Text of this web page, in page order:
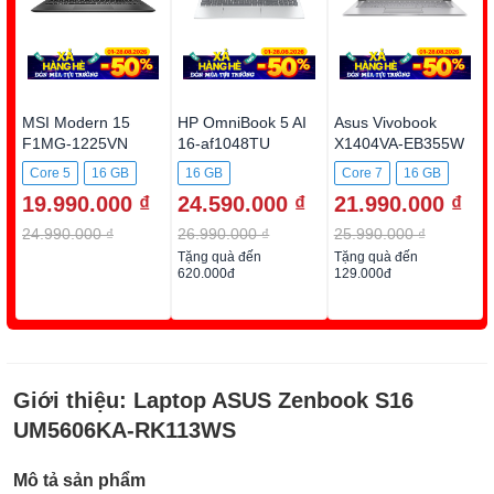
MSI Modern 15
F1MG-1225VN
Core 5
16 GB
512GB SSD
19.990.000 ₫
24.990.000 ₫
HP OmniBook 5 AI
16-af1048TU
BZ7Q9PA
16 GB
512GB SSD
24.590.000 ₫
26.990.000 ₫
Tặng quà đến
620.000đ
Asus Vivobook
X1404VA-EB355W
Core 7
16 GB
512GB SSD
21.990.000 ₫
25.990.000 ₫
Tặng quà đến
129.000đ
Giới thiệu: Laptop ASUS Zenbook S16
UM5606KA-RK113WS
Mô tả sản phẩm